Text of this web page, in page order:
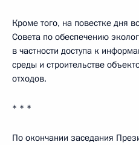
Кроме того, на повестке дня
Совета по обеспечению
в частности доступа к
среды и строительстве
отходов.
* * *
По окончании заседания